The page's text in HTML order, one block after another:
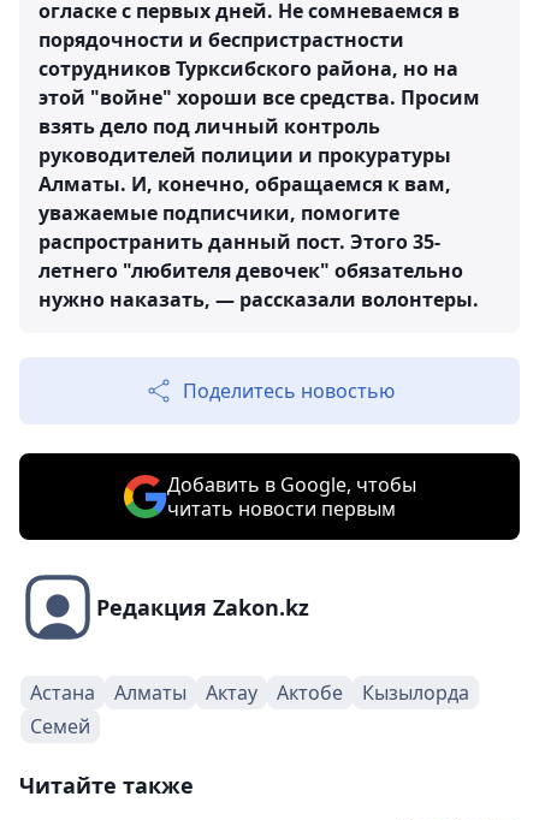
огласке с первых дней. Не сомневаемся в
порядочности и беспристрастности
сотрудников Турксибского района, но на
этой "войне" хороши все средства. Просим
взять дело под личный контроль
руководителей полиции и прокуратуры
Алматы. И, конечно, обращаемся к вам,
уважаемые подписчики, помогите
распространить данный пост. Этого 35-
летнего "любителя девочек" обязательно
нужно наказать, — рассказали волонтеры.
Поделитесь новостью
Добавить в Google, чтобы
читать новости первым
Редакция Zakon.kz
Астана Алматы Актау Актобе
Кызылорда
Семей
Читайте также